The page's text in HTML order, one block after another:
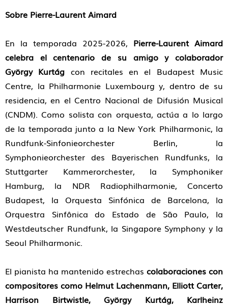
Sobre Pierre-Laurent Aimard
En la temporada 2025-2026, Pierre-Laurent Aimard
celebra el centenario de su amigo y colaborador
György Kurtág con recitales en el Budapest Music
Centre, la Philharmonie Luxembourg y, dentro de su
residencia, en el Centro Nacional de Difusión Musical
(CNDM). Como solista con orquesta, actúa a lo largo
de la temporada junto a la New York Philharmonic, la
Rundfunk-Sinfonieorchester Berlin, la
Symphonieorchester des Bayerischen Rundfunks, la
Stuttgarter Kammerorchester, la Symphoniker
Hamburg, la NDR Radiophilharmonie, Concerto
Budapest, la Orquesta Sinfónica de Barcelona, la
Orquestra Sinfônica do Estado de São Paulo, la
Westdeutscher Rundfunk, la Singapore Symphony y la
Seoul Philharmonic.
El pianista ha mantenido estrechas colaboraciones con
compositores como Helmut Lachenmann, Elliott Carter,
Harrison Birtwistle, György Kurtág, Karlheinz